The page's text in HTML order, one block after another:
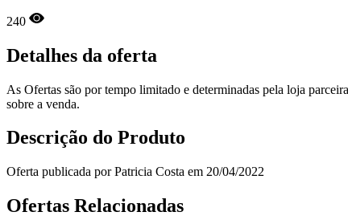
240
Detalhes da oferta
As Ofertas são por tempo limitado e determinadas pela loja
sobre a venda.
Descrição do Produto
Oferta publicada por Patricia Costa em 20/04/2022
Ofertas Relacionadas